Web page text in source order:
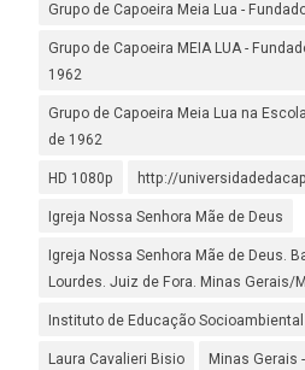
Grupo de Capoeira Meia Lua -
Grupo de Capoeira MEIA LUA -
1962
Grupo de Capoeira Meia Lua na
de 1962
HD 1080p http://
Igreja Nossa Senhora Mãe de Deus
Igreja Nossa Senhora Mãe de Deus.
Lourdes. Juiz de Fora. Minas Gerais/
Instituto de Educação Socioambiental
Laura Cavalieri Bisio Minas Gerais